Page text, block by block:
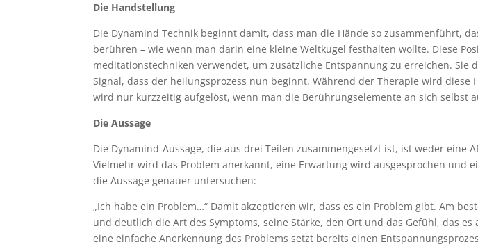
Die Handstellung
Die Dynamind Technik beginnt damit, dass man die Hände so zusammenführt,
berühren – wie wenn man darin eine kleine Weltkugel festhalten wollte. Diese
meditationstechniken verwendet, um zusätzliche Entspannung zu erreichen. Sie
Signal, dass der heilungsprozess nun beginnt. Während der Therapie wird
wird nur kurzzeitig aufgelöst, wenn man die Berührungselemente an sich selbst
Die Aussage
Die Dynamind-Aussage, die aus drei Teilen zusammengesetzt ist, ist weder eine
Vielmehr wird das Problem anerkannt, eine Erwartung wird ausgesprochen und
die Aussage genauer untersuchen:
„Ich habe ein Problem…“ Damit akzeptieren wir, dass es ein Problem gibt. Am
und deutlich die Art des Symptoms, seine Stärke, den Ort und das Gefühl, das
eine einfache Anerkennung des Problems setzt bereits einen